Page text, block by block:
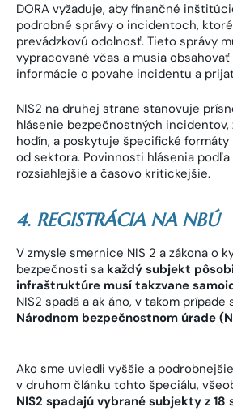
DORA vyžaduje, aby finančné
podrobné správy o incidentoch,
prevádzkovú odolnosť. Tieto správy
vypracované včas a musia
informácie o povahe incidentu a
NIS2 na druhej strane stanovuje
hlásenie bezpečnostných incidentov,
hodín, a poskytuje špecifické formáty
od sektora. Povinnosti hlásenia
rozsiahlejšie a časovo kritickejšie.
4. REGISTRÁCIA NA NBÚ
V zmysle smernice NIS 2 a zákona o
bezpečnosti sa každý subjekt
infraštruktúre musí takzvane
NIS2 spadá a ak áno, v takom prípade
Národnom bezpečnostnom úrade
Ako sme uviedli vyššie a
v druhom článku tohto špeciálu,
NIS2 spadajú vybrané subjekty z